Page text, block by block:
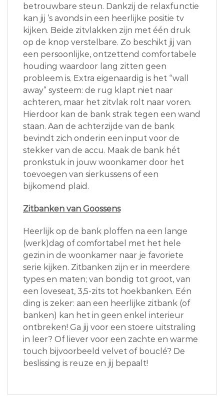
betrouwbare steun. Dankzij de relaxfunctie
kan jij ’s avonds in een heerlijke positie tv
kijken. Beide zitvlakken zijn met één druk
op de knop verstelbare. Zo beschikt jij van
een persoonlijke, ontzettend comfortabele
houding waardoor lang zitten geen
probleem is. Extra eigenaardig is het “wall
away” systeem: de rug klapt niet naar
achteren, maar het zitvlak rolt naar voren.
Hierdoor kan de bank strak tegen een wand
staan. Aan de achterzijde van de bank
bevindt zich onderin een input voor de
stekker van de accu. Maak de bank hét
pronkstuk in jouw woonkamer door het
toevoegen van sierkussens of een
bijkomend plaid.
Zitbanken van Goossens
Heerlijk op de bank ploffen na een lange
(werk)dag of comfortabel met het hele
gezin in de woonkamer naar je favoriete
serie kijken. Zitbanken zijn er in meerdere
types en maten; van bondig tot groot, van
een loveseat, 3,5-zits tot hoekbanken. Eén
ding is zeker: aan een heerlijke zitbank (of
banken) kan het in geen enkel interieur
ontbreken! Ga jij voor een stoere uitstraling
in leer? Of liever voor een zachte en warme
touch bijvoorbeeld velvet of bouclé? De
beslissing is reuze en jij bepaalt!